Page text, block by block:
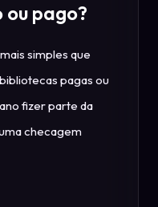
pago?
simples que
pagas ou
fizer parte da
checagem